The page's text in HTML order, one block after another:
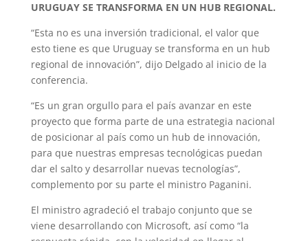
URUGUAY SE TRANSFORMA EN UN HUB REGIONAL.
“Esta no es una inversión tradicional, el valor que
esto tiene es que Uruguay se transforma en un hub
regional de innovación”, dijo Delgado al inicio de la
conferencia.
“Es un gran orgullo para el país avanzar en este
proyecto que forma parte de una estrategia nacional
de posicionar al país como un hub de innovación,
para que nuestras empresas tecnológicas puedan
dar el salto y desarrollar nuevas tecnologías”,
complemento por su parte el ministro Paganini.
El ministro agradeció el trabajo conjunto que se
viene desarrollando con Microsoft, así como “la